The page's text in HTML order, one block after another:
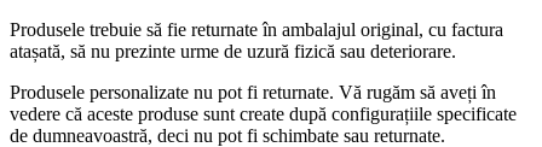
Produsele trebuie să fie returnate în ambalajul original, cu factura
atașată, să nu prezinte urme de uzură fizică sau deteriorare.
Produsele personalizate nu pot fi returnate. Vă rugăm să aveți în
vedere că aceste produse sunt create după configurațiile specificate
de dumneavoastră, deci nu pot fi schimbate sau returnate.